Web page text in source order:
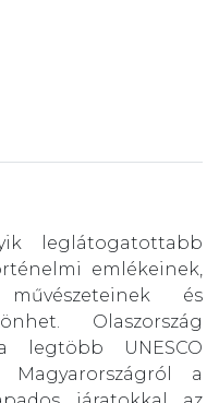
leglátogatottabb
emlékeinek,
és
Olaszország
UNESCO
Magyarországról a